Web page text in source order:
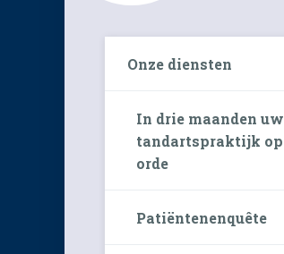
Onze diensten
In drie maanden uw
tandartspraktijk op
orde
Patiëntenenquête